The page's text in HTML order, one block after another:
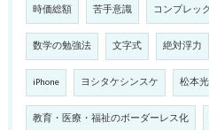
時価総額 苦手意識 コンプレッ
数学の勉強法 文字式 絶対浮力
iPhone ヨシタケシンスケ 松本
教育・医療・福祉のボーダーレス化